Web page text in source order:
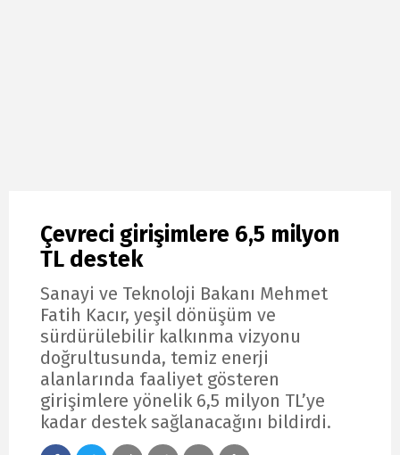
Çevreci girişimlere 6,5 milyon
TL destek
Sanayi ve Teknoloji Bakanı Mehmet
Fatih Kacır, yeşil dönüşüm ve
sürdürülebilir kalkınma vizyonu
doğrultusunda, temiz enerji
alanlarında faaliyet gösteren
girişimlere yönelik 6,5 milyon TL’ye
kadar destek sağlanacağını bildirdi.